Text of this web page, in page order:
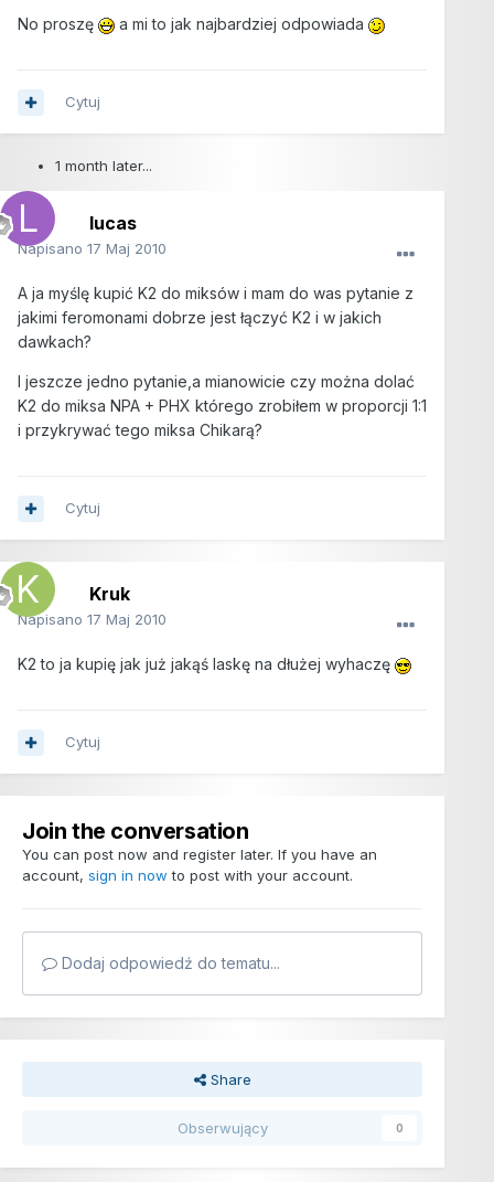
No proszę a mi to jak najbardziej odpowiada
Cytuj
1 month later...
lucas
Napisano 17 Maj 2010
A ja myślę kupić K2 do miksów i mam do was pytanie z
jakimi feromonami dobrze jest łączyć K2 i w jakich
dawkach?
I jeszcze jedno pytanie,a mianowicie czy można dolać
K2 do miksa NPA + PHX którego zrobiłem w proporcji 1:1
i przykrywać tego miksa Chikarą?
Cytuj
Kruk
Napisano 17 Maj 2010
K2 to ja kupię jak już jakąś laskę na dłużej wyhaczę
Cytuj
Join the conversation
You can post now and register later. If you have an
account, sign in now to post with your account.
Dodaj odpowiedź do tematu...
Share
Obserwujący 0